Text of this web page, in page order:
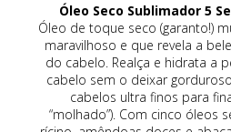
Óleo Seco Sublimador 5
Óleo de toque seco (garanto!)
maravilhoso e que revela a
do cabelo. Realça e hidrata a
cabelo sem o deixar
cabelos ultra finos para
“molhado”). Com cinco óleos